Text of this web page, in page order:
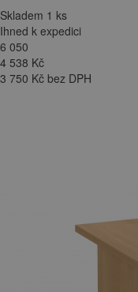
Skladem 1 ks
Ihned k expedici
6 050
4 538 Kč
3 750 Kč bez DPH